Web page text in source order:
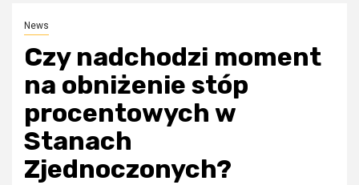
News
Czy nadchodzi moment
na obniżenie stóp
procentowych w
Stanach
Zjednoczonych?